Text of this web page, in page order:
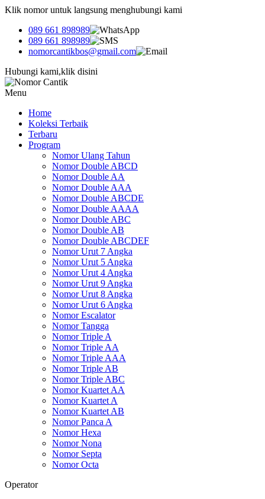
Klik nomor untuk langsung menghubungi kami
089 661 898989
089 661 898989
nomorcantikbos@gmail.com
Hubungi kami,klik disini
Menu
Home
Koleksi Terbaik
Terbaru
Program
Nomor Ulang Tahun
Nomor Double ABCD
Nomor Double AA
Nomor Double AAA
Nomor Double ABCDE
Nomor Double AAAA
Nomor Double ABC
Nomor Double AB
Nomor Double ABCDEF
Nomor Urut 7 Angka
Nomor Urut 5 Angka
Nomor Urut 4 Angka
Nomor Urut 9 Angka
Nomor Urut 8 Angka
Nomor Urut 6 Angka
Nomor Escalator
Nomor Tangga
Nomor Triple A
Nomor Triple AA
Nomor Triple AAA
Nomor Triple AB
Nomor Triple ABC
Nomor Kuartet AA
Nomor Kuartet A
Nomor Kuartet AB
Nomor Panca A
Nomor Hexa
Nomor Nona
Nomor Septa
Nomor Octa
Operator